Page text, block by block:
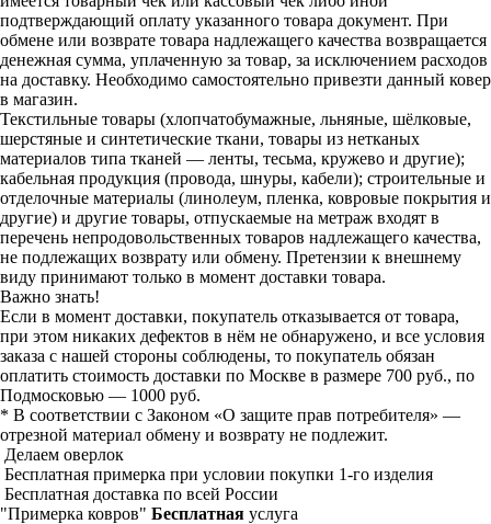
подтверждающий оплату указанного товара документ. При
обмене или возврате товара надлежащего качества возвращается
денежная сумма, уплаченную за товар, за исключением расходов
на доставку. Необходимо самостоятельно привезти данный ковер
в магазин.
Текстильные товары (хлопчатобумажные, льняные, шёлковые,
шерстяные и синтетические ткани, товары из нетканых
материалов типа тканей — ленты, тесьма, кружево и другие);
кабельная продукция (провода, шнуры, кабели); строительные и
отделочные материалы (линолеум, пленка, ковровые покрытия и
другие) и другие товары, отпускаемые на метраж входят в
перечень непродовольственных товаров надлежащего качества,
не подлежащих возврату или обмену. Претензии к внешнему
виду принимают только в момент доставки товара.
Важно знать!
Если в момент доставки, покупатель отказывается от товара,
при этом никаких дефектов в нём не обнаружено, и все условия
заказа с нашей стороны соблюдены, то покупатель обязан
оплатить стоимость доставки по Москве в размере 700 руб., по
Подмосковью — 1000 руб.
* В соответствии с Законом «О защите прав потребителя» —
отрезной материал обмену и возврату не подлежит.
Делаем оверлок
Бесплатная примерка при условии покупки 1-го изделия
Бесплатная доставка по всей России
"Примерка ковров" Бесплатная услуга